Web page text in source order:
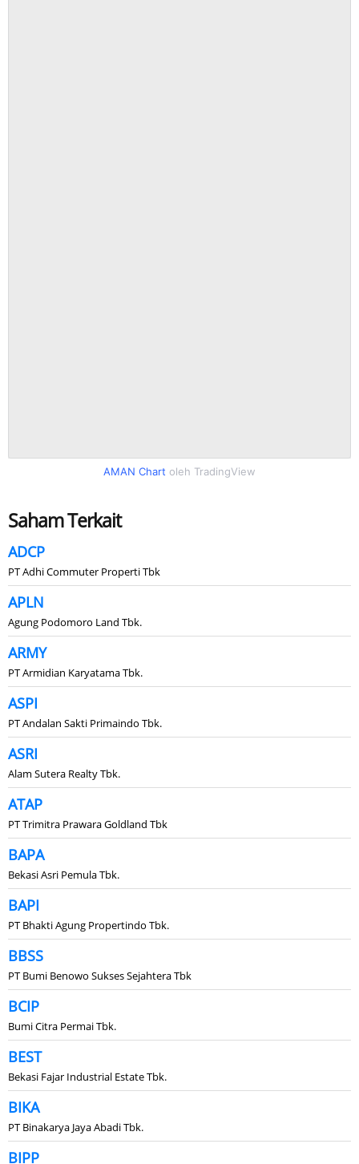
AMAN Chart oleh TradingView
Saham Terkait
ADCP
PT Adhi Commuter Properti Tbk
APLN
Agung Podomoro Land Tbk.
ARMY
PT Armidian Karyatama Tbk.
ASPI
PT Andalan Sakti Primaindo Tbk.
ASRI
Alam Sutera Realty Tbk.
ATAP
PT Trimitra Prawara Goldland Tbk
BAPA
Bekasi Asri Pemula Tbk.
BAPI
PT Bhakti Agung Propertindo Tbk.
BBSS
PT Bumi Benowo Sukses Sejahtera Tbk
BCIP
Bumi Citra Permai Tbk.
BEST
Bekasi Fajar Industrial Estate Tbk.
BIKA
PT Binakarya Jaya Abadi Tbk.
BIPP